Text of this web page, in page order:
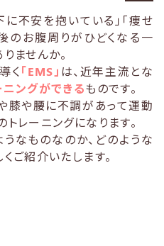
不安を抱いている」「痩せ
のお腹周りがひどくなる一
ませんか。
く 「EMS」 は、近年主流とな
ングができるものです。
膝や腰に不調があって運動
レーニングになります。
なものなのか、どのような
ご紹介いたします。